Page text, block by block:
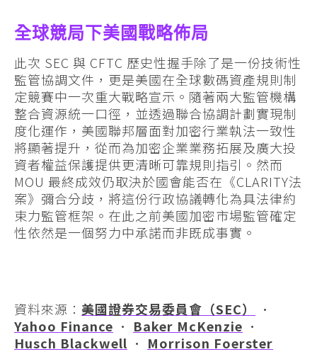
全球競局下美國戰略佈局
此次 SEC 與 CFTC 歷史性握手除了是一份技術性
監管協調文件，更是美國在全球數碼資產規則制
定競賽中一次重大戰略宣示。隨著兩大監管機構
整合資源統一口徑，並透過聯合協調計劃實現制
度化運作，美國聯邦層面對加密行業執法一致性
將顯著提升，從而為加密企業業務拓展及廣大投
資者權益保護提供更清晰可靠規則指引。然而
MOU 最終成效仍取決於國會能否在《CLARITY法
案》彌合分歧，將這份行政協議轉化為具法律約
束力監管框架。在此之前美國加密市場監管確定
性依然是一個努力中承諾而非既成事實。
資料來源： 美國證券交易委員會（SEC）
·
Yahoo Finance · Baker McKenzie ·
Husch Blackwell · Morrison Foerster